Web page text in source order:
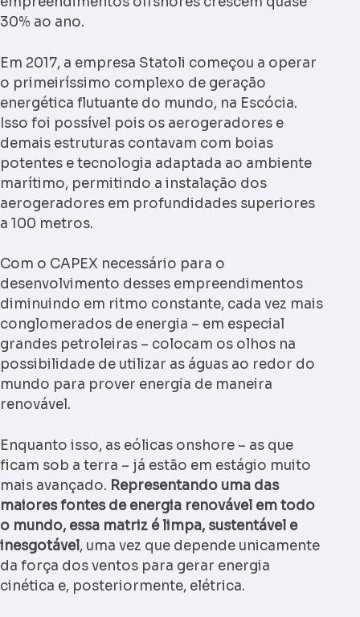
30% ao ano.
Em 2017, a empresa Statoli começou a operar
o primeiríssimo complexo de geração
energética flutuante do mundo, na Escócia.
Isso foi possível pois os aerogeradores e
demais estruturas contavam com boias
potentes e tecnologia adaptada ao ambiente
marítimo, permitindo a instalação dos
aerogeradores em profundidades superiores
a 100 metros.
Com o CAPEX necessário para o
desenvolvimento desses empreendimentos
diminuindo em ritmo constante, cada vez mais
conglomerados de energia – em especial
grandes petroleiras – colocam os olhos na
possibilidade de utilizar as águas ao redor do
mundo para prover energia de maneira
renovável.
Enquanto isso, as eólicas onshore – as que
ficam sob a terra – já estão em estágio muito
mais avançado. Representando uma das
maiores fontes de energia renovável em todo
o mundo, essa matriz é limpa, sustentável e
inesgotável, uma vez que depende unicamente
da força dos ventos para gerar energia
cinética e, posteriormente, elétrica.